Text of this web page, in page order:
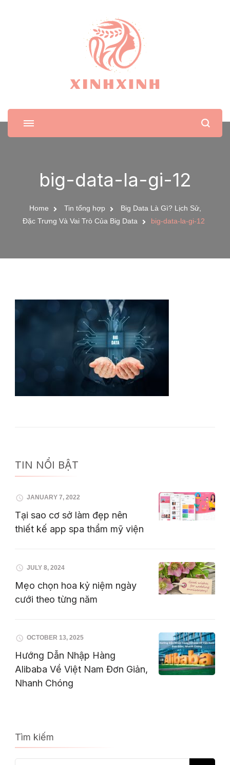
XinhXinh
Trang tin tức cho phái đẹp
big-data-la-gi-12
Home Tin tổng hợp
Big Data Là Gì? Lịch Sử,
Đặc Trưng Và Vai Trò Của Big Data
big-data-la-gi-12
TIN NỔI BẬT
JANUARY 7, 2022
Tại sao cơ sở làm đẹp nên
thiết kế app spa thẩm mỹ viện
JULY 8, 2024
Mẹo chọn hoa kỷ niệm ngày
cưới theo từng năm
OCTOBER 13, 2025
Hướng Dẫn Nhập Hàng
Alibaba Về Việt Nam Đơn Giản,
Nhanh Chóng
Tìm kiếm